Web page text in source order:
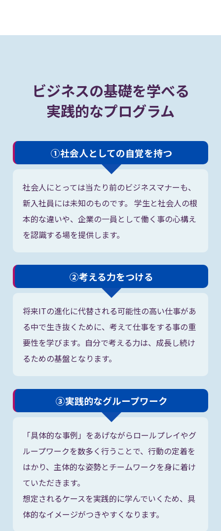
ビジネスの基礎を学べる
実践的なプログラム
①社会人としての自覚を持つ
社会人にとっては当たり前のビジネスマナーも、
新入社員には未知のものです。 学生と社会人の根
本的な違いや、企業の一員として働く事の心構え
を認識する場を提供します。
②考える力をつける
将来ITの進化に代替される可能性の高い仕事があ
る中で生き抜くために、考えて仕事をする事の重
要性を学びます。自分で考える力は、成長し続け
るための基盤となります。
③実践的なグループワーク
「具体的な事例」をあげながらロールプレイやグ
ループワークを数多く行うことで、行動の定着を
はかり、主体的な姿勢とチームワークを身に着け
ていただきます。
想定されるケースを実践的に学んでいくため、具
体的なイメージがつきやすくなります。